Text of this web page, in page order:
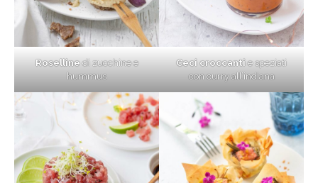
Rosellinedi zucchine e
hummus
Ceci croccantie speziati
con curry all’indiana